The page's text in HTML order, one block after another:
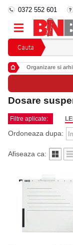
Cauta
0372 552 601
Organizare si
Dosare
Filtre aplicate:
Ordoneaza dupa:
Afiseaza ca: